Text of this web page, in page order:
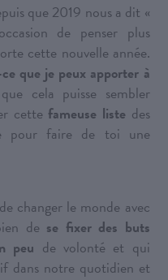
que 2019 nous a dit «
de penser plus
cette nouvelle année.
que je peux apporter à
cela puisse sembler
cette fameuse liste des
pour faire de toi une
changer le monde avec
de se fixer des buts
peu de volonté et qui
dans notre quotidien et